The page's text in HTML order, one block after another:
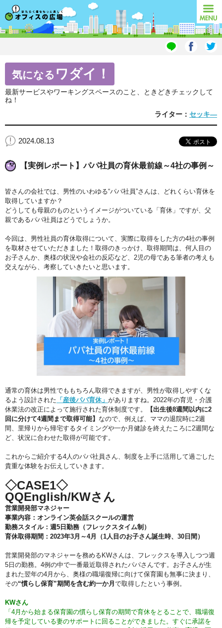
オフィスの広場 MENU
気になる ワダイ！
最新サービスやワーキングスペースのこと、ときどきチェックして
ね！
ライター： セッキ―
2024.08.13
【実例レポート】パパ社員の育休最前線～4社の事例～
皆さんの会社では、男性のいわゆる“パパ社員”さんは、どれくらい育休を
取得していますか？
どうしても母親のものというイメージがついている「育休」ですが、父
親であるパパ社員はどうでしょうか。
今回は、男性社員の育休取得について、実際に取得をした方の4社の事例
を取材させていただきました！取得のきっかけ、取得期間は、何人目の
お子さんか、奥様の状況や会社の反応など、2児の母である筆者の考えも
交えながら、考察していきたいと思います。
通常の育休は男性でももちろん取得できますが、男性が取得しやすくな
るよう設計された 「産後パパ育休」 がありますね。2022年の育児・介護
休業法の改正によって施行された育休制度です。
【出生後8週間以内に2
回に分けて4週間まで取得可能】 なので、例えば、ママの退院時に2週
間、里帰りから帰宅するタイミングや一か月健診を終えたころに2週間な
ど、状況に合わせた取得が可能です。
これからご紹介する4人のパパ社員さん、制度を上手に活用して過ごした
貴重な体験をお伝えしていきます。
◇CASE1◇
QQEnglish/KWさん
営業開発部マネジャー
事業内容：オンライン英会話スクールの運営
勤務スタイル：週5日勤務（フレックスタイム制）
育休取得期間：2023年3月～4月（1人目のお子さん誕生時、30日間）
営業開発部のマネジャーを務めるKWさんは、フレックスを導入しつつ週
5日の勤務。4例の中で一番最近取得されたパパさんです。お子さんが生
まれた翌年の4月から、奥様の職場復帰に向けて保育園も無事に決まり、
その“慣らし保育”期間を含む約一か月 で取得したという事例。
KWさん
「4月から始まる保育園の慣らし保育の期間で育休をとることで、職場復
帰を予定している妻のサポートに回ることができました。すぐに承諾を